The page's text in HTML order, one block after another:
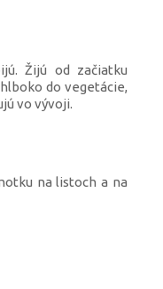
Žijú od začiatku
do vegetácie,
vo vývoji.
na listoch a na